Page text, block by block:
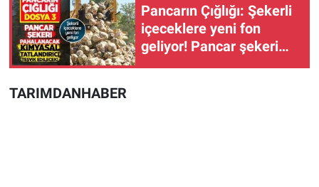
Pancarın Çığlığı: Şekerli
içeceklere yeni fon
geliyor! Pancar şekeri
pahalanacak, tatlandırıcı
TARIMDANHABER